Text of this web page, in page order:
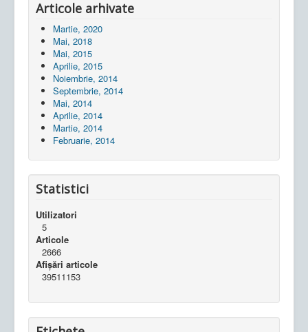
Articole arhivate
Martie, 2020
Mai, 2018
Mai, 2015
Aprilie, 2015
Noiembrie, 2014
Septembrie, 2014
Mai, 2014
Aprilie, 2014
Martie, 2014
Februarie, 2014
Statistici
Utilizatori
5
Articole
2666
Afișări articole
39511153